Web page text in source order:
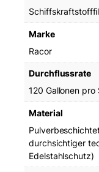
n
e
Marke
Racor
Durchflussrate
120 Gallonen
Material
durchsichtiger
Edelstahlschutz)